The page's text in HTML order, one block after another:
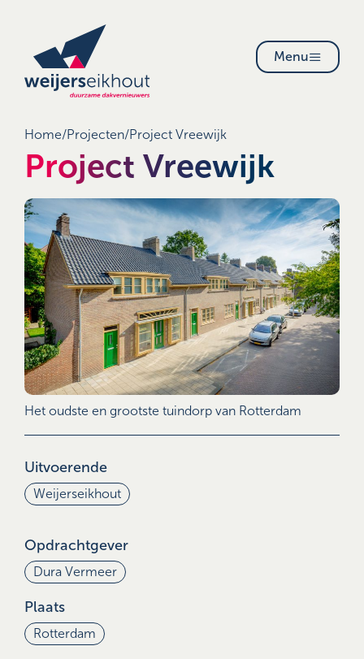
Menu
Home/Projecten/Project Vreewijk
Project Vreewijk
Het oudste en grootste tuindorp van Rotterdam
Uitvoerende
Opdrachtgever
Plaats
Weijerseikhout
Dura Vermeer
Rotterdam